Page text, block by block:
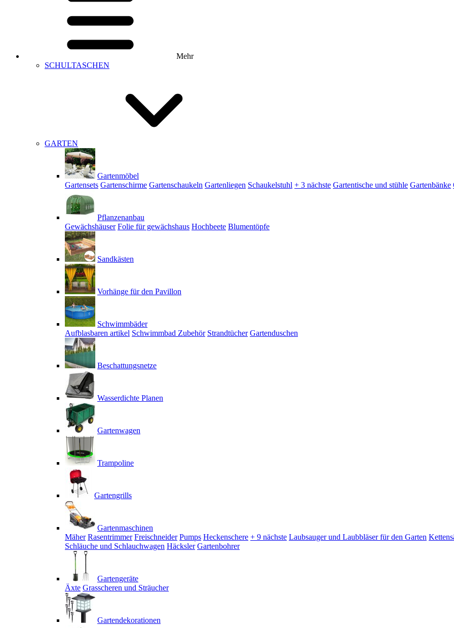
Mehr
SCHULTASCHEN
GARTEN
Gartenmöbel
Gartensets Gartenschirme Gartenschaukeln Gartenliegen Schaukelstuhl + 3 nächste Gartentische und stühle Gartenbänke
Pflanzenanbau
Gewächshäuser Folie für gewächshaus Hochbeete Blumentöpfe
Sandkästen
Vorhänge für den Pavillon
Schwimmbäder
Aufblasbaren artikel Schwimmbad Zubehör Strandtücher Gartenduschen
Beschattungsnetze
Wasserdichte Planen
Gartenwagen
Trampoline
Gartengrills
Gartenmaschinen
Mäher Rasentrimmer Freischneider Pumps Heckenschere + 9 nächste Laubsauger und Laubbläser für den Garten
Schläuche und Schlauchwagen Häcksler Gartenbohrer
Gartengeräte
Äxte Grasscheren und Sträucher
Gartendekorationen